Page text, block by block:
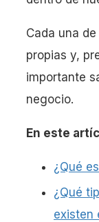
Cada una
propias y,
importante
negocio.
En este
¿Qué
¿Qué
existen